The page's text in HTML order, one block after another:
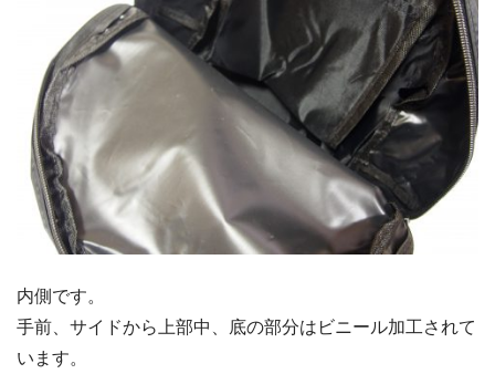
内側です。
手前、サイドから上部中、底の部分はビニール加工されて
います。